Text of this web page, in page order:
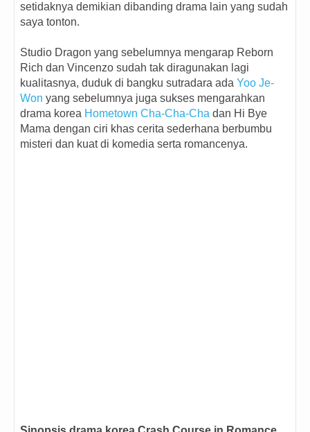
setidaknya demikian dibanding drama lain yang sudah
saya tonton.
Studio Dragon yang sebelumnya mengarap Reborn
Rich dan Vincenzo sudah tak diragunakan lagi
kualitasnya, duduk di bangku sutradara ada Yoo Je-
Won yang sebelumnya juga sukses mengarahkan
drama korea Hometown Cha-Cha-Cha dan Hi Bye
Mama dengan ciri khas cerita sederhana berbumbu
misteri dan kuat di komedia serta romancenya.